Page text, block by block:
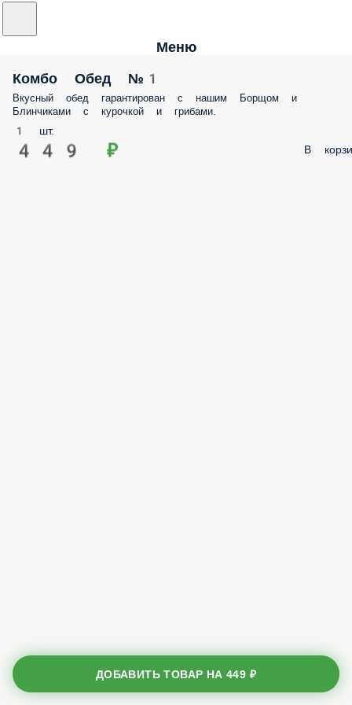
Меню
Комбо Обед №1
Вкусный обед гарантирован с нашим Борщом и
Блинчиками с курочкой и грибами.
1 шт.
449 ₽ В
ДОБАВИТЬ ТОВАР НА449 ₽